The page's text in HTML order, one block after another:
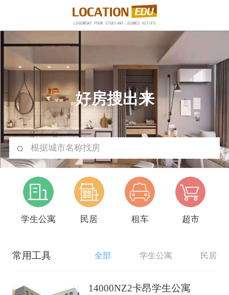
好房搜出来
根据城市名称找房
学生公寓 民居 租车 超市
常用工具 全部 学生公寓 民居
14000NZ2卡昂学生公寓